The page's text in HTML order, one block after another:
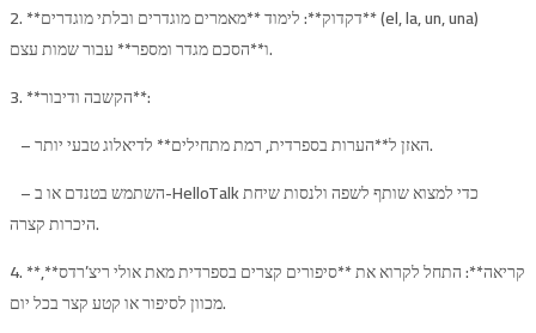
2. **דקדוק**: לימוד **מאמרים מוגדרים ובלתי מוגדרים** (el, la, un, una)
ו**הסכם מגדר ומספר** עבור שמות עצם.
3. **הקשבה ודיבור**:
– האזן ל**הערות בספרדית, רמת מתחילים** לדיאלוג טבעי יותר.
– השתמש בטנדם או ב-HelloTalk כדי למצוא שותף לשפה ולנסות שיחת
היכרות קצרה.
4. **קריאה**: התחל לקרוא את **סיפורים קצרים בספרדית מאת אולי ריצ’רדס**,
מכוון לסיפור או קטע קצר בכל יום.